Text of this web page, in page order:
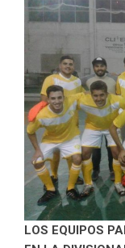
LOS EQUIPOS